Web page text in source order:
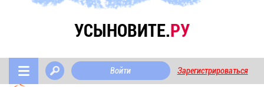
УСЫНОВИТЕ.РУ
Войти Зарегистрироваться